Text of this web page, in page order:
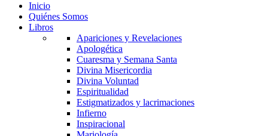
Inicio
Quiénes Somos
Libros
Apariciones y Revelaciones
Apologética
Cuaresma y Semana Santa
Divina Misericordia
Divina Voluntad
Espiritualidad
Estigmatizados y lacrimaciones
Infierno
Inspiracional